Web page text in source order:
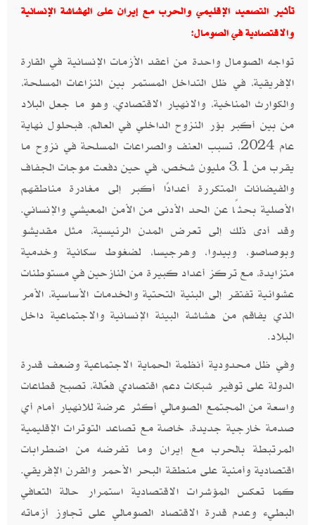
تأثير التصعيد الإقليمي والحرب مع إيران على الهشاشة الإنسانية
والاقتصادية في الصومال:
تواجه الصومال واحدة من أعقد الأزمات الإنسانية في القارة
الإفريقية، في ظل التداخل المستمر بين النزاعات المسلحة،
والكوارث المناخية، والانهيار الاقتصادي، وهو ما جعل البلاد
من بين أكبر بؤر النزوح الداخلي في العالم. فبحلول نهاية
عام 2024، تسبب العنف والصراعات المسلحة في نزوح ما
يقرب من 3.1 مليون شخص، في حين دفعت موجات الجفاف
والفيضانات المتكررة أعدادًا أكبر إلى مغادرة مناطقهم
الأصلية بحثًا عن الحد الأدنى من الأمن المعيشي والإنساني.
وقد أدى ذلك إلى تعرض المدن الرئيسية، مثل مقديشو
وبوصاصو، وبيدوا، وهرجيسا، لضغوط سكانية وخدمية
متزايدة، مع تركز أعداد كبيرة من النازحين في مستوطنات
عشوائية تفتقر إلى البنية التحتية والخدمات الأساسية، الأمر
الذي يفاقم من هشاشة البيئة الإنسانية والاجتماعية داخل
البلاد.
وفي ظل محدودية أنظمة الحماية الاجتماعية وضعف قدرة
الدولة على توفير شبكات دعم اقتصادي فعّالة، تصبح قطاعات
واسعة من المجتمع الصومالي أكثر عرضة للانهيار أمام أي
صدمة خارجية جديدة، خاصة مع تصاعد التوترات الإقليمية
المرتبطة بالحرب مع إيران وما تفرضه من اضطرابات
اقتصادية وأمنية على منطقة البحر الأحمر والقرن الإفريقي.
كما تعكس المؤشرات الاقتصادية استمرار حالة التعافي
البطيء وعدم قدرة الاقتصاد الصومالي على تجاوز أزماته